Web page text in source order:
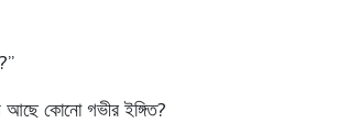
আছে কোনো গভীর ইঙ্গিত?